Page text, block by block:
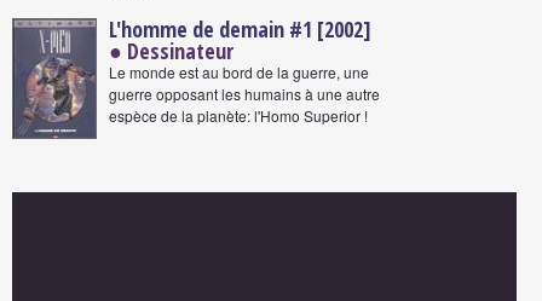
L'homme de demain #1 [2002]
● Dessinateur
Le monde est au bord de la guerre, une
guerre opposant les humains à une autre
espèce de la planète: l'Homo Superior !